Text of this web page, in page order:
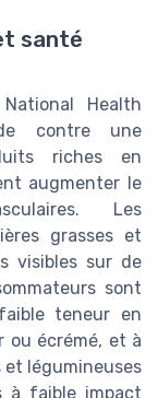
santé
Health
contre une
riches en
augmenter le
Les
grasses et
visibles sur de
sont
teneur en
ou écrémé, et à
légumineuses
à faible impact